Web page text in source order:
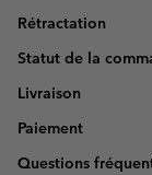
Rétractation
Statut de la
Livraison
Paiement
Questions